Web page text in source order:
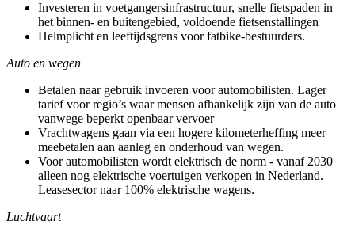
Investeren in voetgangersinfrastructuur, snelle fietspaden in
het binnen- en buitengebied, voldoende fietsenstallingen
Helmplicht en leeftijdsgrens voor fatbike-bestuurders.
Auto en wegen
Betalen naar gebruik invoeren voor automobilisten. Lager
tarief voor regio’s waar mensen afhankelijk zijn van de auto
vanwege beperkt openbaar vervoer
Vrachtwagens gaan via een hogere kilometerheffing meer
meebetalen aan aanleg en onderhoud van wegen.
Voor automobilisten wordt elektrisch de norm - vanaf 2030
alleen nog elektrische voertuigen verkopen in Nederland.
Leasesector naar 100% elektrische wagens.
Luchtvaart